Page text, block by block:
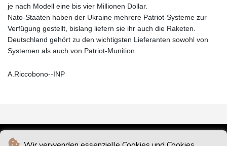
je nach Modell eine bis vier Millionen Dollar.
Nato-Staaten haben der Ukraine mehrere Patriot-Systeme zur
Verfügung gestellt, bislang liefern sie ihr auch die Raketen.
Deutschland gehört zu den wichtigsten Lieferanten sowohl von
Systemen als auch von Patriot-Munition.
A.Riccobono--INP